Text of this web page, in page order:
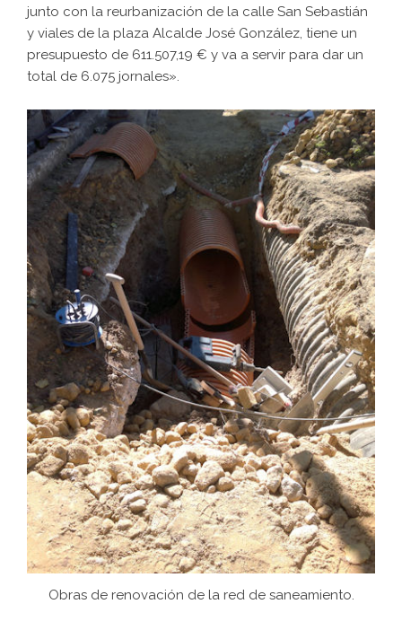
junto con la reurbanización de la calle San Sebastián
y viales de la plaza Alcalde José González, tiene un
presupuesto de 611.507,19 € y va a servir para dar un
total de 6.075 jornales».
Obras de renovación de la red de saneamiento.